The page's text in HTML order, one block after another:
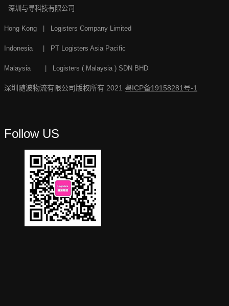
深圳与寻科技有限公司
Hong Kong | Logisters Company Limited
Indonesia | PT Logisters Asia Pacific
Malaysia | Logisters ( Malaysia ) SDN BHD
深圳随波物流有限公司版权所有 2021 粤ICP备19158281号-1
Follow US